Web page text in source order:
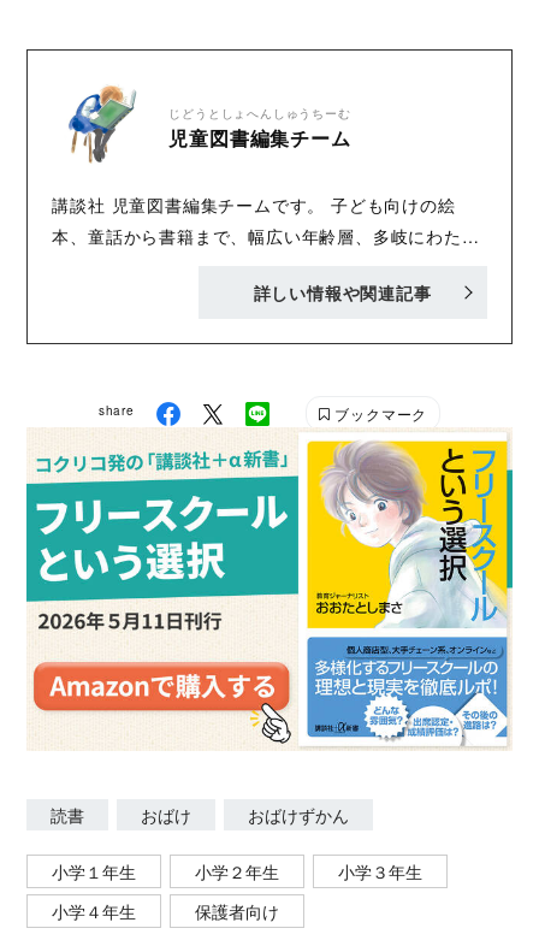
じどうとしょへんしゅうちーむ
児童図書編集チーム
講談社 児童図書編集チームです。 子ども向けの絵
本、童話から書籍まで、幅広い年齢層、多岐にわたる
Twitter :@Kodansha_jidou YA! Entertainmentの
詳しい情報や関連記事
share ブックマーク
読書 おばけ おばけずかん
小学１年生 小学２年生
小学３年生
小学４年生
保護者向け